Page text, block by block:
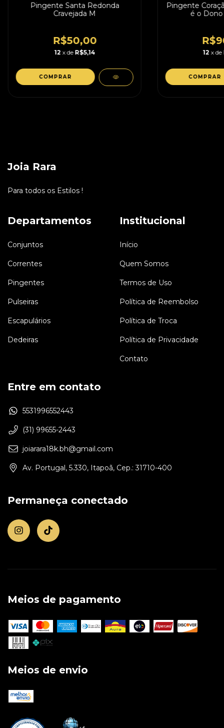
Pingente Santa Redonda
Cravejada M
R$50,00
12 x de R$5,14
Pingente
é o
12 x de
Joia Rara
Para todos os Estilos !
Departamentos
Conjuntos
Correntes
Pingentes
Pulseiras
Escapulários
Dedeiras
Institucional
Início
Quem Somos
Termos de Uso
Política de Reembolso
Política de Troca
Política de Privacidade
Contato
Entre em contato
5531996552443
(31) 99655-2443
joiarara18k.bh@gmail.com
Av. Portugal, 5.330, Itapoã, Cep.: 31710-400
Permaneça conectado
Meios de pagamento
Meios de envio